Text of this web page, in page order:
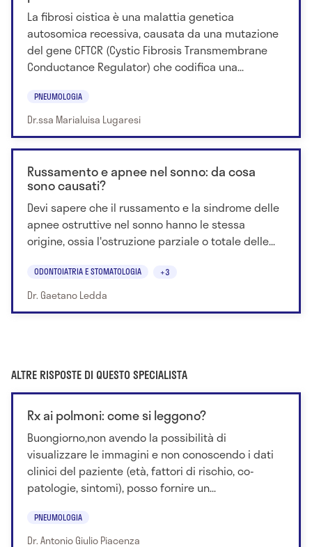
La fibrosi cistica è una malattia genetica
autosomica recessiva, causata da una mutazione
del gene CFTCR (Cystic Fibrosis Transmembrane
Conductance Regulator) che codifica una...
PNEUMOLOGIA
Dr.ssa Marialuisa Lugaresi
Russamento e apnee nel sonno: da cosa
sono causati?
Devi sapere che il russamento e la sindrome delle
apnee ostruttive nel sonno hanno le stessa
origine, ossia l'ostruzione parziale o totale delle...
ODONTOIATRIA E STOMATOLOGIA +3
Dr. Gaetano Ledda
ALTRE RISPOSTE DI QUESTO SPECIALISTA
Rx ai polmoni: come si leggono?
Buongiorno,non avendo la possibilità di
visualizzare le immagini e non conoscendo i dati
clinici del paziente (età, fattori di rischio, co-
patologie, sintomi), posso fornire un...
PNEUMOLOGIA
Dr. Antonio Giulio Piacenza